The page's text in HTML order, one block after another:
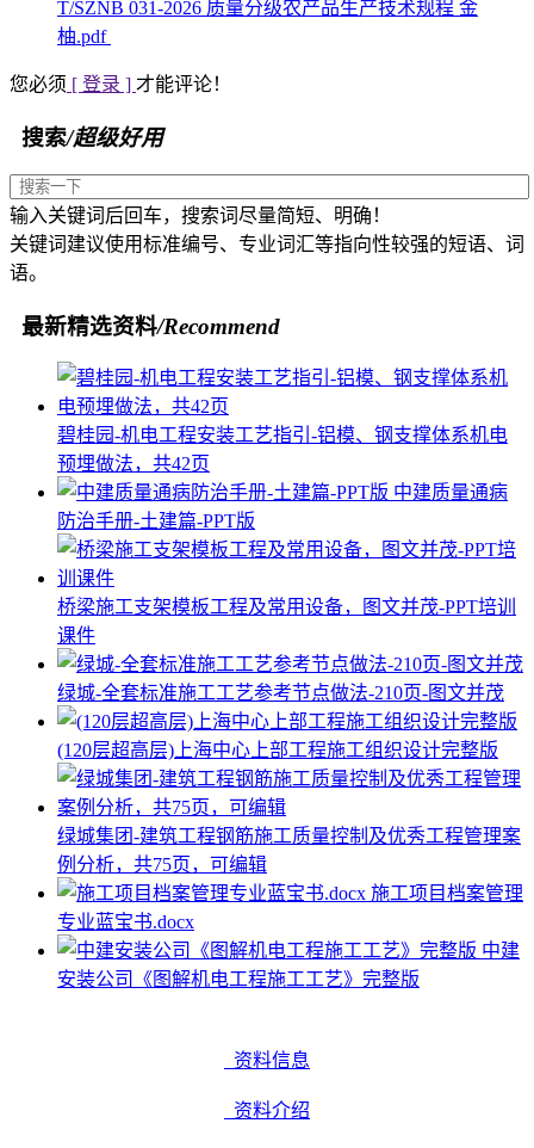
T/SZNB 031-2026 质量分级农产品生产技术规程 金
柚.pdf
您必须 [ 登录 ] 才能评论！
搜索/超级好用
输入关键词后回车，搜索词尽量简短、明确！
关键词建议使用标准编号、专业词汇等指向性较强的短语、词
语。
最新精选资料/Recommend
碧桂园-机电工程安装工艺指引-铝模、钢支撑体系机电
预埋做法，共42页
中建质量通病
防治手册-土建篇-PPT版
桥梁施工支架模板工程及常用设备，图文并茂-PPT培训
课件
绿城-全套标准施工工艺参考节点做法-210页-图文并茂
(120层超高层)上海中心上部工程施工组织设计完整版
绿城集团-建筑工程钢筋施工质量控制及优秀工程管理案
例分析，共75页，可编辑
施工项目档案管理
专业蓝宝书.docx
中建
安装公司《图解机电工程施工工艺》完整版
资料信息
资料介绍